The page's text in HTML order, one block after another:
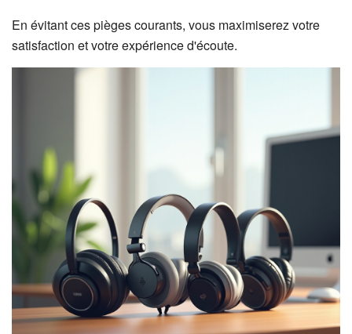
En évitant ces pièges courants, vous maximiserez votre
satisfaction et votre expérience d'écoute.